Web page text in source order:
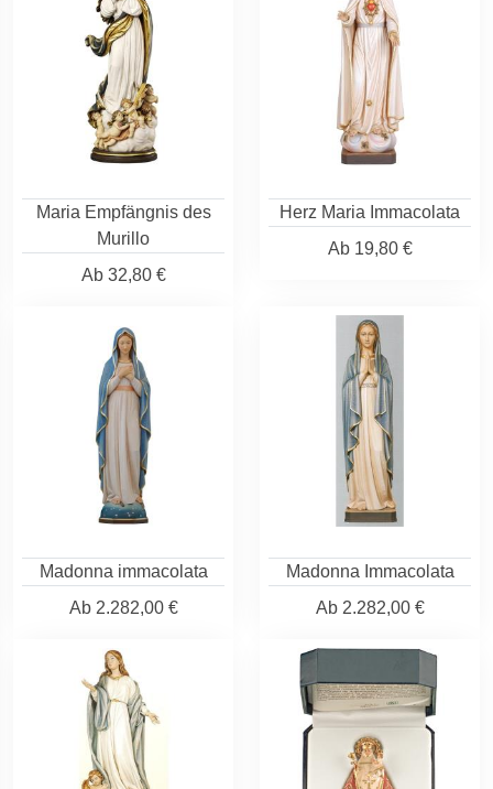
Maria Empfängnis des
Murillo
Ab32,80 €
Herz Maria Immacolata
Ab19,80 €
Madonna immacolata
Ab2.282,00 €
Madonna Immacolata
Ab2.282,00 €